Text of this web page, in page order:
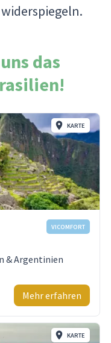
das
KARTE
VICOMFORT
& Argentinien
Mehr erfahren
KARTE